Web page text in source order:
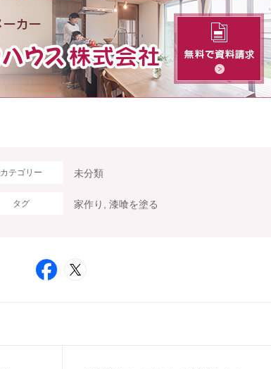
カテゴリー 未分類
タグ 家作り , 漆喰を塗る